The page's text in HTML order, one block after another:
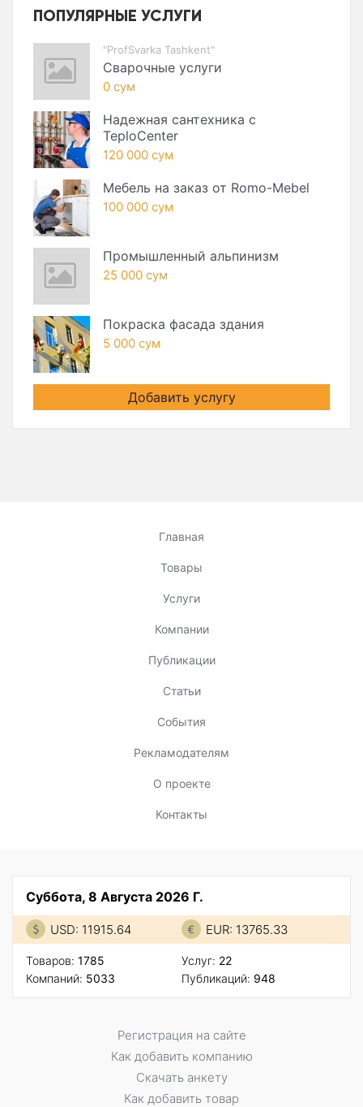
ПОПУЛЯРНЫЕ УСЛУГИ
"ProfSvarka Tashkent"
Сварочные услуги
0 сум
Надежная сантехника с
TeploCenter
120 000 сум
Мебель на заказ от Romo-Mebel
100 000 сум
Промышленный альпинизм
25 000 сум
Покраска фасада здания
5 000 сум
Добавить услугу
Главная
Товары
Услуги
Компании
Публикации
Статьи
События
Рекламодателям
О проекте
Контакты
Суббота, 8 Августа 2026 Г.
USD: 11915.64 EUR: 13765.33
Товаров: 1785
Компаний: 5033
Услуг: 22
Публикаций: 948
Регистрация на сайте
Как добавить компанию
Скачать анкету
Как добавить товар